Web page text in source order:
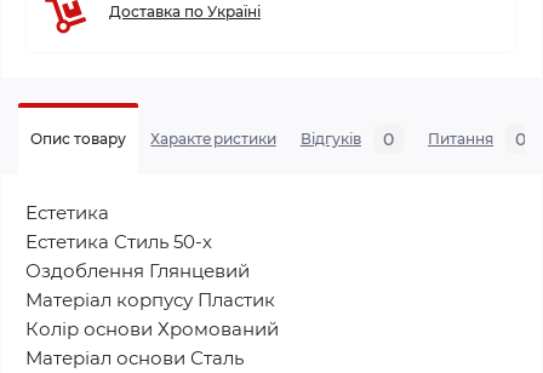
Доставка по Україні
Опис товару Характеристики Відгуків 0 Питання 0
Естетика
Естетика Стиль 50-х
Оздоблення Глянцевий
Матеріал корпусу Пластик
Колір основи Хромований
Матеріал основи Сталь